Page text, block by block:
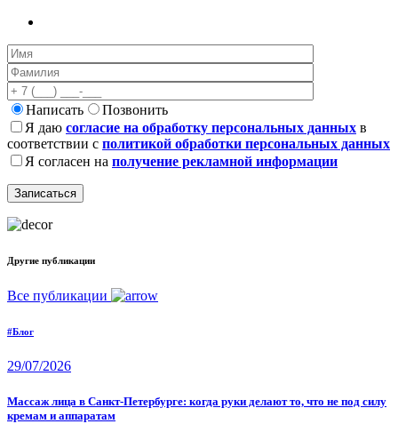
Написать
Позвонить
Я даю согласие на обработку персональных данных в
соответствии с политикой обработки персональных данных
Я согласен на получение рекламной информации
Другие публикации
Все публикации
#Блог
29/07/2026
Массаж лица в Санкт-Петербурге: когда руки делают то, что не под силу
кремам и аппаратам